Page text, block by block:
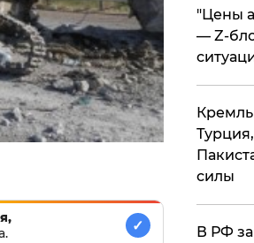
✓
​"Цены
— Z-
​Кремль
силы
​В РФ